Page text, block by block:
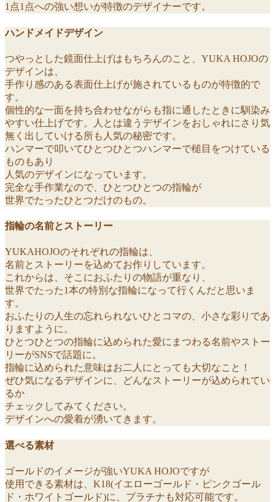
1点1点への強い想いが特徴のデザイナーです。
ハンドメイドデザイン
つやっとした鏡面仕上げはもちろんのこと、YUKA HOJOの
デザインは、
手作り感のある表面仕上げが施されているものが特徴的で
す。
個性的な一面を持ち合わせながらも指に通したときに馴染み
やすい仕上げです。人とは違うデザインをおしゃれにさり気
無く出していける所も人気の秘密です。
ハンマーで叩いてひとつひとつハンマーで槌目をつけている
ものもあり
人気のデザインになっています。
完全な手作業なので、ひとつひとつの指輪が
世界でたったひとつだけのもの。
指輪の名前とストーリー
YUKAHOJOのそれぞれの指輪は、
名前とストーリーを込めてお作りしています。
これからは、そこにおふたりの物語が重なり、
世界でたった1本の特別な指輪になって行くんだと思いま
す。
おふたりの人生の忘れられないひとコマの、小さな彩りであ
りますように。
ひとつひとつの指輪に込められた愛にまつわる名前やストー
リーがSNSで話題に。
指輪に込められた意味はお二人にとっても大切なこと！
ぜひ気になるデザインに、どんなストーリーが込められてい
るか
チェックしてみてください。
デザインへの愛着が湧いてきます。
選べる素材
ゴールドのイメージが強いYUKA HOJOですが
使用できる素材は、K18(イエローゴールド・ピンクゴール
ド・ホワイトゴールド)に、プラチナも対応可能です。